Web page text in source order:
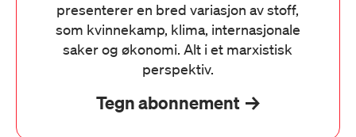
presenterer en bred variasjon av stoff,
som kvinnekamp, klima, internasjonale
saker og økonomi. Alt i et marxistisk
perspektiv.
Tegn abonnement